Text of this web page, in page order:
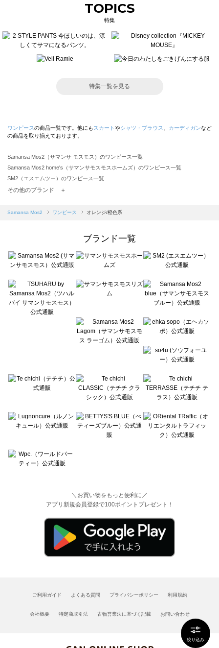
絞り込み
TOPICS
特集
特集一覧を見る
ワンピースの商品一覧です。他にも スカート やシャツ・ブラウス カーディガンなど
の商品を取り揃えております。
Samansa Mos2（サマンサ モスモス）のワンピース一覧
Samansa Mos2 home's（サマンサモスモスホームズ）のワンピース一覧
SM2（エスエムツー）のワンピース一覧
TSUHARU by Samansa Mos2（ツハルバイサマンサモスモス）のワンピース一覧
Samansa Mos2 blue（サマンサモスモス ブルー）のワンピース一覧
sō4ū（ソウフォーユー）のワンピース一覧
Te chichi（テチチ）のワンピース一覧
Te chichi CLASSIC（テチチ クラシック）のワンピース一覧
Lugnoncure（ルノンキュール）のワンピース一覧
BETTY'S BLUE（べティーズブルー）のワンピース一覧
Wpc.（ワールドパーティー）のワンピース一覧
その他のブランド ＋
Samansa Mos2 ワンピース オレンジ/橙色系
ブランド一覧
＼お買い物をもっと便利に／
アプリ新規会員登録で100ポイントプレゼント！
ご利用ガイド よくある質問 プライバシーポリシー 利用規約
会社概要 特定商取引法 古物営業法に基づく記載 お問い合わせ